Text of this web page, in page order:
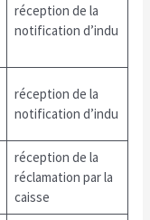
réception de la
notification d’indu
réception de la
notification d’indu
réception de la
réclamation par la
caisse